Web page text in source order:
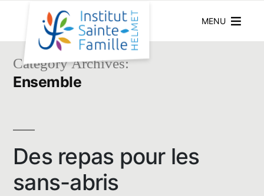
MENU
Category Archives:
Ensemble
Des repas pour les
sans-abris